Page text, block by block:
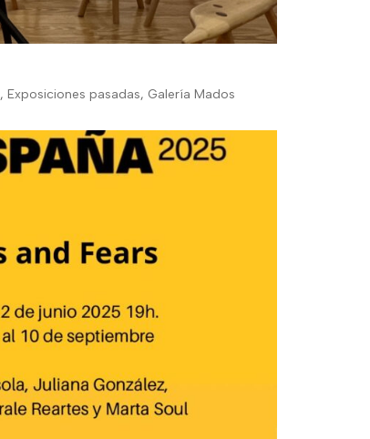
, Exposiciones pasadas, Galería Mados